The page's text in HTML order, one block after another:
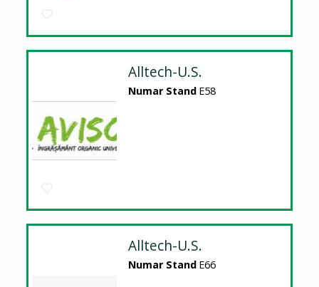
Alltech-U.S.
Numar Stand E58
Alltech-U.S.
Numar Stand E66